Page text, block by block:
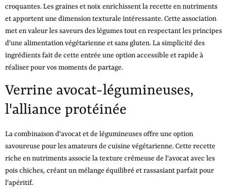
croquantes. Les graines et noix enrichissent la recette en nutriments
et apportent une dimension texturale intéressante. Cette association
met en valeur les saveurs des légumes tout en respectant les principes
d'une alimentation végétarienne et sans gluten. La simplicité des
ingrédients fait de cette entrée une option accessible et rapide à
réaliser pour vos moments de partage.
Verrine avocat-légumineuses,
l'alliance protéinée
La combinaison d'avocat et de légumineuses offre une option
savoureuse pour les amateurs de cuisine végétarienne. Cette recette
riche en nutriments associe la texture crémeuse de l'avocat avec les
pois chiches, créant un mélange équilibré et rassasiant parfait pour
l'apéritif.